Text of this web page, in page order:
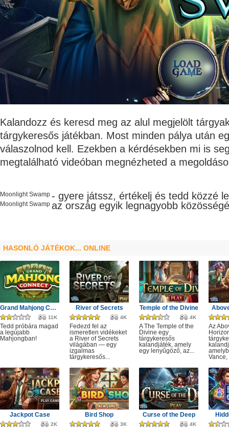
Kalandozz és keresd meg az alul megjelölt
tárgykeresős játékban. Most minden pálya után
válaszolnod kell. Ezekben a kérdésekben mi is
megtalálható videóban megnézheted a
Moonlight Swamp - gyere játssz, értékelj és tedd közzé
az ország egyik legnagyobb
Moonlight Swamp
HASONLÓ JÁTÉKOK... ONLINE
Grand Mahjong Connect
11K
Tedd próbára magad
a legújabb
Mahjongban!
River of Secrets
4K
Fedezd fel az
ismeretlen vidékeket
a River of Secrets
világában — egy
izgalmas
tárgykeresős...
Temple of the Divine
4K
A The Temple of the
Divine egy
tárgykeresős
kalandjáték, amely
egy lenyűgöző, az...
Az
Vance,
Jackpot Case
2K
Bird Shop
3K
Curse of the Deep
4K